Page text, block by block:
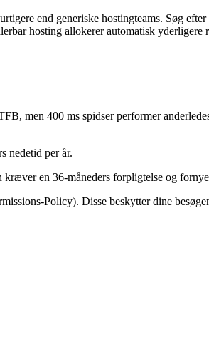
end generiske hostingteams. Søg
hosting allokerer automatisk yderligere
men 400 ms spidser performer
nedetid per år.
en 36-måneders forpligtelse og
Policy). Disse beskytter dine